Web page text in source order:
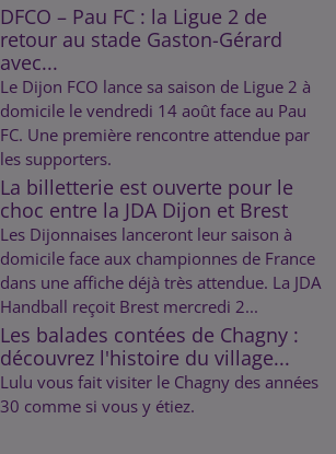
DFCO – Pau FC : la Ligue 2 de
retour au stade Gaston-Gérard
avec...
Le Dijon FCO lance sa saison de Ligue 2 à
domicile le vendredi 14 août face au Pau
FC. Une première rencontre attendue par
les supporters.
La billetterie est ouverte pour le
choc entre la JDA Dijon et Brest
Les Dijonnaises lanceront leur saison à
domicile face aux championnes de France
dans une affiche déjà très attendue. La JDA
Handball reçoit Brest mercredi 2...
Les balades contées de Chagny :
découvrez l'histoire du village...
Lulu vous fait visiter le Chagny des années
30 comme si vous y étiez.